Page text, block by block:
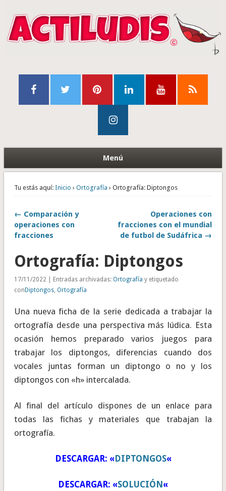
Menú
Tu estás aquí: Inicio › Ortografía › Ortografía: Diptongos
← Comparación y
operaciones con
fracciones
Operaciones con
fracciones con el mundial
de futbol de Sudáfrica →
Ortografía: Diptongos
17/11/2022 | Entradas archivadas: Ortografía y etiquetado
con Diptongos, Ortografía
Una nueva ficha de la serie dedicada a trabajar la
ortografía desde una perspectiva más lúdica. Esta
ocasión hemos preparado varios juegos para
trabajar los diptongos, diferencias cuando dos
vocales juntas forman un diptongo o no y los
diptongos con «h» intercalada.
Al final del artículo dispones de un enlace para
todas las fichas y materiales que trabajan la
ortografía.
DESCARGAR: «DIPTONGOS«
DESCARGAR: «SOLUCIÓN «